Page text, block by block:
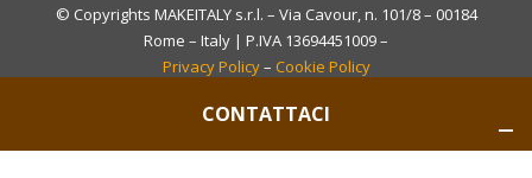
CONTATTACI
© Copyrights MAKEITALY s.r.l. – Via Cavour, n. 101/8 – 00184
Rome – Italy | P.IVA 13694451009 –
Privacy Policy– Cookie Policy